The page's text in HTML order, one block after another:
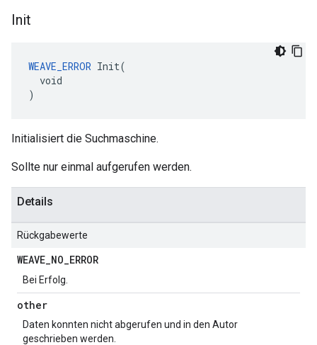
Init
WEAVE_ERROR Init(
  void
)
Initialisiert die Suchmaschine.
Sollte nur einmal aufgerufen werden.
Details
Rückgabewerte
WEAVE_NO_ERROR
Bei Erfolg.
other
Daten konnten nicht abgerufen und in den Autor
geschrieben werden.